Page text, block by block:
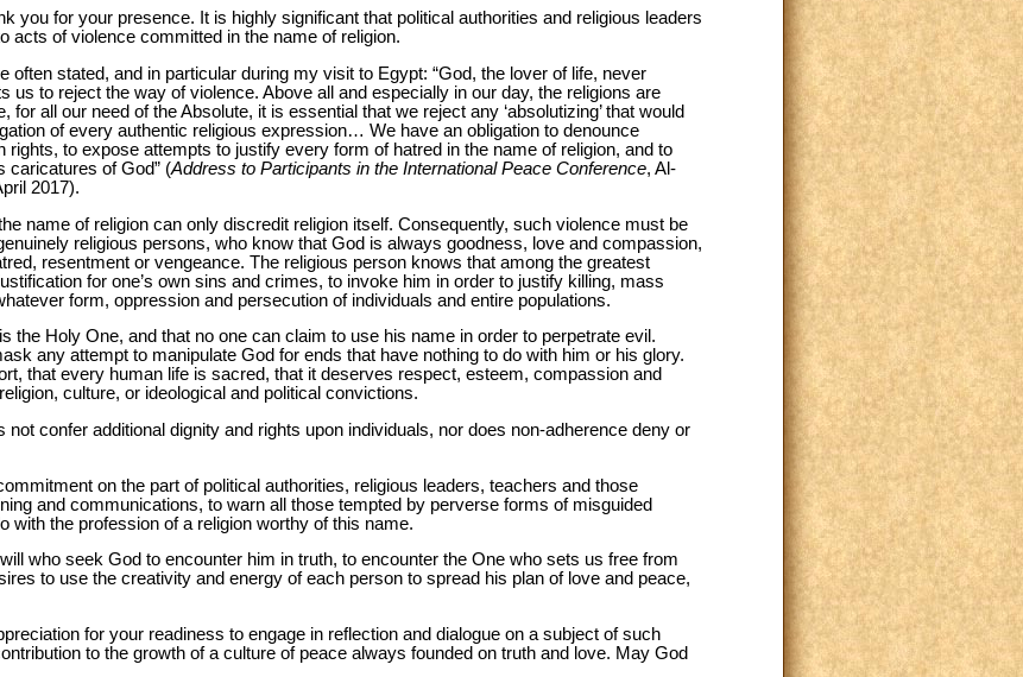
you for your presence. It is highly significant that political authorities and religious leaders
acts of violence committed in the name of religion.
often stated, and in particular during my visit to Egypt: “God, the lover of life, never
us to reject the way of violence. Above all and especially in our day, the religions are
all our need of the Absolute, it is essential that we reject any ‘absolutizing’ that would
of every authentic religious expression… We have an obligation to denounce
rights, to expose attempts to justify every form of hatred in the name of religion, and to
caricatures of God” (Address to Participants in the International Peace Conference, Al-
2017).
name of religion can only discredit religion itself. Consequently, such violence must be
religious persons, who know that God is always goodness, love and compassion,
resentment or vengeance. The religious person knows that among the greatest
for one’s own sins and crimes, to invoke him in order to justify killing, mass
form, oppression and persecution of individuals and entire populations.
the Holy One, and that no one can claim to use his name in order to perpetrate evil.
any attempt to manipulate God for ends that have nothing to do with him or his glory.
that every human life is sacred, that it deserves respect, esteem, compassion and
culture, or ideological and political convictions.
not confer additional dignity and rights upon individuals, nor does non-adherence deny or
on the part of political authorities, religious leaders, teachers and those
and communications, to warn all those tempted by perverse forms of misguided
with the profession of a religion worthy of this name.
who seek God to encounter him in truth, to encounter the One who sets us free from
to use the creativity and energy of each person to spread his plan of love and peace,
for your readiness to engage in reflection and dialogue on a subject of such
to the growth of a culture of peace always founded on truth and love. May God